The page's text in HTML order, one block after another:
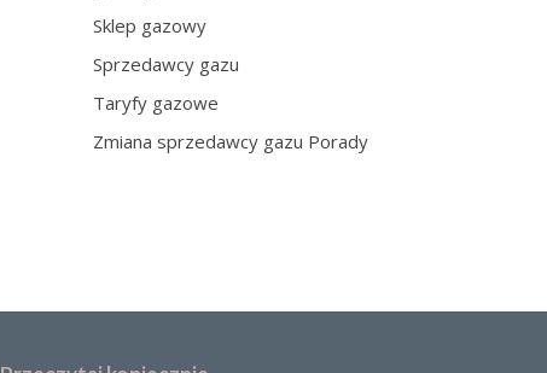
Sklep gazowy
Sprzedawcy gazu
Taryfy gazowe
Zmiana sprzedawcy gazu Porady